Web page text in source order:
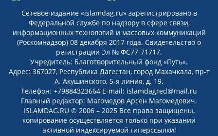
Сетевое издание «islamdag.ru» зарегистрировано в
Федеральной службе по надзору в сфере связи,
информационных технологий и массовых коммуникаций
(Роскомнадзор) 08 декабря 2017 года. Свидетельство о
регистрации Эл № ФС77-71717.
Учредитель: Благотворительный фонд «Путь».
Адрес: 367027, Республика Дагестан, город Махачкала, пр-т
А. Акушинского, 5-я линия, д. 19.
Телефон: +79884323664 E-mail: islamdagred@mail.ru
Главный редактор: Магомедов Арсен Магомедович.
ISLAMDAG.RU © 2006 – 2025 Все права защищены,
копирование осуществляется только при указании
активной индексируемой гиперссылки!